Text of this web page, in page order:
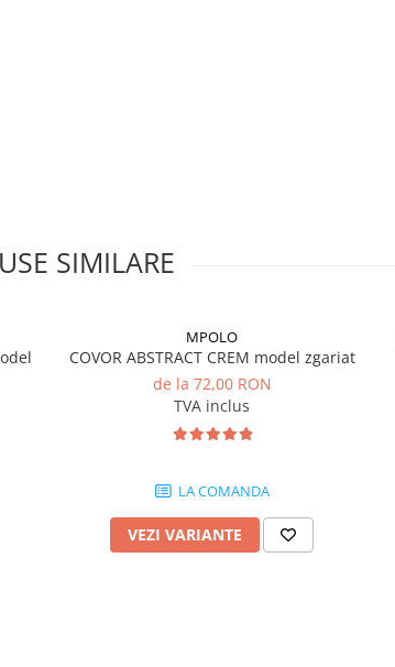
SIMILARE
MPOLO
COVOR ABSTRACT CREM model zgariat
de la 72,00 RON
TVA inclus
LA COMANDA
VEZI VARIANTE